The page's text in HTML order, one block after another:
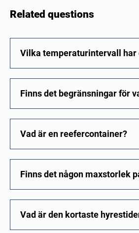
Related questions
Vilka temperaturintervall har
Finns det begränsningar för
Vad är en reefercontainer?
Finns det någon maxstorlek
Vad är den kortaste